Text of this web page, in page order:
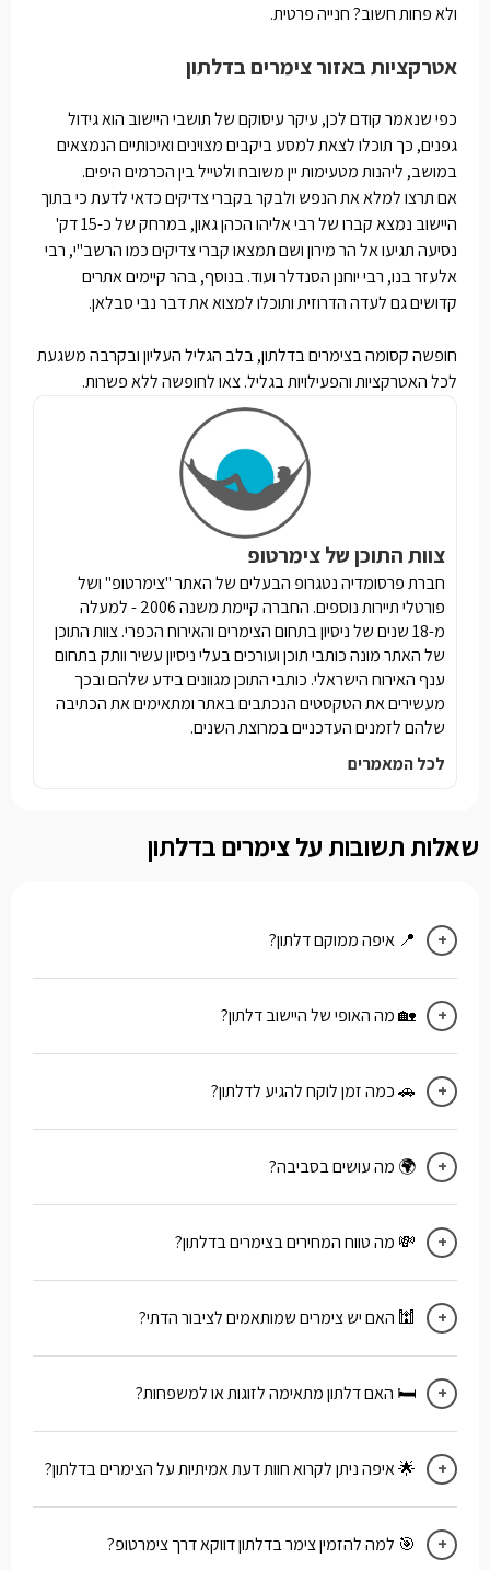
ולא פחות חשוב? חנייה פרטית.
אטרקציות באזור צימרים בדלתון
כפי שנאמר קודם לכן, עיקר עיסוקם של תושבי היישוב הוא גידול
גפנים, כך תוכלו לצאת למסע ביקבים מצוינים ואיכותיים הנמצאים
במושב, ליהנות מטעימות יין משובח ולטייל בין הכרמים היפים.
אם תרצו למלא את הנפש ולבקר בקברי צדיקים כדאי לדעת כי בתוך
היישוב נמצא קברו של רבי אליהו הכהן גאון, במרחק של כ-15 דק'
נסיעה תגיעו אל הר מירון ושם תמצאו קברי צדיקים כמו הרשב"י, רבי
אלעזר בנו, רבי יוחנן הסנדלר ועוד. בנוסף, בהר קיימים אתרים
קדושים גם לעדה הדרוזית ותוכלו למצוא את דבר נבי סבלאן.
חופשה קסומה בצימרים בדלתון, בלב הגליל העליון ובקרבה משגעת
לכל האטרקציות והפעילויות בגליל. צאו לחופשה ללא פשרות.
צוות התוכן של צימרטופ
חברת פרסומדיה נטגרופ הבעלים של האתר "צימרטופ" ושל
פורטלי תיירות נוספים. החברה קיימת משנה 2006 - למעלה
מ-18 שנים של ניסיון בתחום הצימרים והאירוח הכפרי. צוות התוכן
של האתר מונה כותבי תוכן ועורכים בעלי ניסיון עשיר וותק בתחום
ענף האירוח הישראלי. כותבי התוכן מגוונים בידע שלהם ובכך
מעשירים את הטקסטים הנכתבים באתר ומתאימים את הכתיבה
שלהם לזמנים העדכניים במרוצת השנים.
לכל המאמרים
שאלות תשובות על צימרים בדלתון
📍 איפה ממוקם דלתון?
מראש פינה וכ־5 דקות ממירון.
🏡 מה האופי של היישוב דלתון?
חמה, אווירה פסטורלית ואחד מאזורי היין המרכזיים
בצפון – בזכות יקב דלתון המפורסם.
🚗 כמה זמן לוקח להגיע לדלתון?
אביב.
🌍 מה עושים בסביבה?
העליון, קברי צדיקים, מסעדות כפריות וקרבה לאטרקציות
כמו הר מירון, נחל עמוד וראש פינה. לפרטים נוספים:.
אטרקציות, מסלולים ומסעדות באזור דלתון
💸 מה טווח המחירים בצימרים בדלתון?
לרמת הצימר, נוף, בריכה פרטית או מתקני ספא.
🕍 האם יש צימרים שמותאמים לציבור הדתי?
פלטת שבת, מיחם, כלים כשרים.
🛏️ האם דלתון מתאימה לזוגות או למשפחות?
ומתחמים גדולים למשפחות עם בריכה ומתקנים.
🌟 איפה ניתן לקרוא חוות דעת אמיתיות על הצימרים בדלתון?
שהתארחו בפועל בצימרים. לצפייה:
חוות דעת באתר צימרטופ
🎯 למה להזמין צימר בדלתון דווקא דרך צימרטופ?